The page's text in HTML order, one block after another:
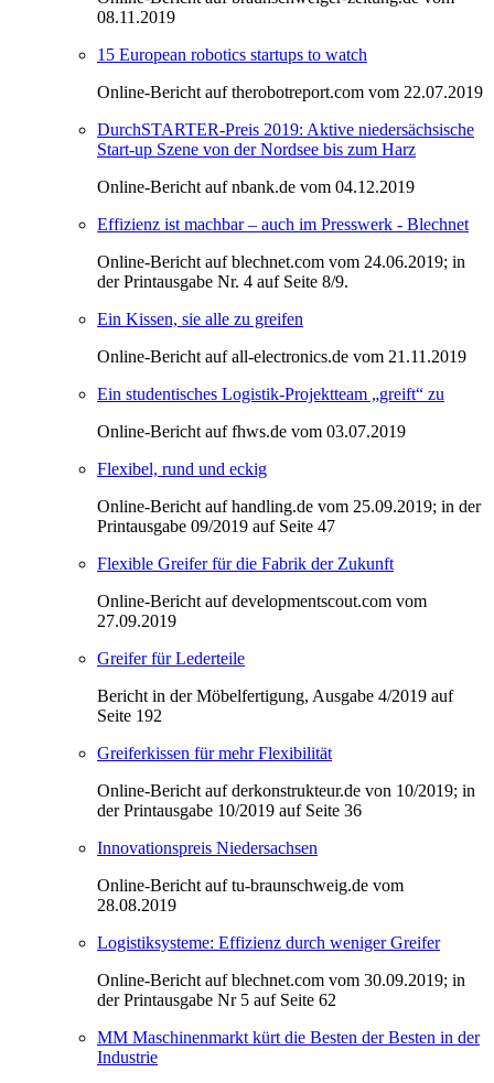
08.11.2019
15 European robotics startups to watch
Online-Bericht auf therobotreport.com vom 22.07.2019
DurchSTARTER-Preis 2019: Aktive niedersächsische
Start-up Szene von der Nordsee bis zum Harz
Online-Bericht auf nbank.de vom 04.12.2019
Effizienz ist machbar – auch im Presswerk - Blechnet
Online-Bericht auf blechnet.com vom 24.06.2019; in
der Printausgabe Nr. 4 auf Seite 8/9.
Ein Kissen, sie alle zu greifen
Online-Bericht auf all-electronics.de vom 21.11.2019
Ein studentisches Logistik-Projektteam „greift“ zu
Online-Bericht auf fhws.de vom 03.07.2019
Flexibel, rund und eckig
Online-Bericht auf handling.de vom 25.09.2019; in der
Printausgabe 09/2019 auf Seite 47
Flexible Greifer für die Fabrik der Zukunft
Online-Bericht auf developmentscout.com vom
27.09.2019
Greifer für Lederteile
Bericht in der Möbelfertigung, Ausgabe 4/2019 auf
Seite 192
Greiferkissen für mehr Flexibilität
Online-Bericht auf derkonstrukteur.de von 10/2019; in
der Printausgabe 10/2019 auf Seite 36
Innovationspreis Niedersachsen
Online-Bericht auf tu-braunschweig.de vom
28.08.2019
Logistiksysteme: Effizienz durch weniger Greifer
Online-Bericht auf blechnet.com vom 30.09.2019; in
der Printausgabe Nr 5 auf Seite 62
MM Maschinenmarkt kürt die Besten der Besten in der
Industrie